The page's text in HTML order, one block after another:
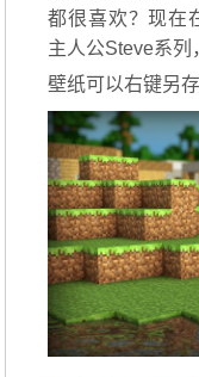
都很喜欢？现在
主人公Steve系列
壁纸可以右键另存